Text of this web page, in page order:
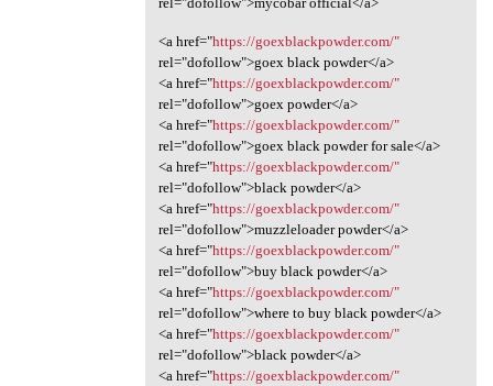
<a href="https://goexblackpowder.com/"
rel="dofollow">goex black powder</a>
<a href="https://goexblackpowder.com/"
rel="dofollow">goex powder</a>
<a href="https://goexblackpowder.com/"
rel="dofollow">goex black powder for sale</a>
<a href="https://goexblackpowder.com/"
rel="dofollow">black powder</a>
<a href="https://goexblackpowder.com/"
rel="dofollow">muzzleloader powder</a>
<a href="https://goexblackpowder.com/"
rel="dofollow">buy black powder</a>
<a href="https://goexblackpowder.com/"
rel="dofollow">where to buy black powder</a>
<a href="https://goexblackpowder.com/"
rel="dofollow">black powder</a>
<a href="https://goexblackpowder.com/"